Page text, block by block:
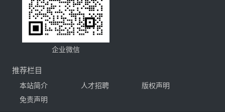
企业微信
推荐栏目
本站简介 人才招聘
版权声明
免责声明